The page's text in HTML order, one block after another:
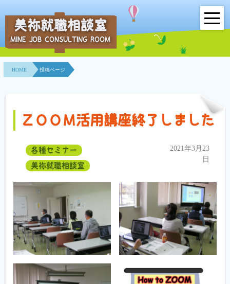
HOME
事業所紹介
相談室とは？
利用者の声
求人情報検索
各種セミナー
履歴書ジェネレーター
美祢就職相談室
MINE JOB CONSULTING ROOM
HOME 投稿ページ
ＺＯＯＭ活用講座終了しました
各種セミナー
美祢就職相談室
2021年3月23
日